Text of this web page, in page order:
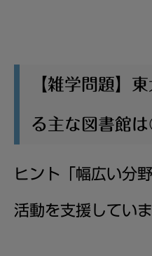
【雑学問題】
る主な図書館
ヒント「 幅広い分
活動を支援していま